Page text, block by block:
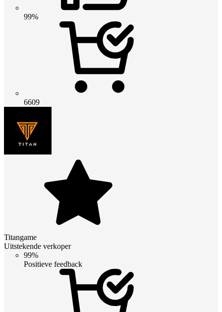
99%
6609
Titangame
Uitstekende verkoper
99%
Positieve feedback